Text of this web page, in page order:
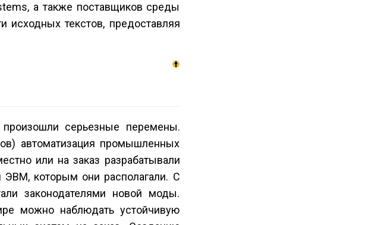
а также поставщиков среды
исходных текстов, предоставляя
серьезные перемены.
автоматизация промышленных
или на заказ разрабатывали
которым они располагали. С
законодателями новой моды.
можно наблюдать устойчивую